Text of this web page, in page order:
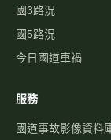
國3路況
國5路況
今日國道車禍
服務
國道事故影像資料